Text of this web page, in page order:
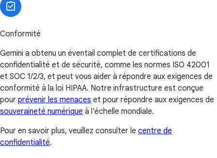
Conformité
Gemini a obtenu un éventail complet de certifications de
confidentialité et de sécurité, comme les normes ISO 42001
et SOC 1/2/3, et peut vous aider à répondre aux exigences de
conformité à la loi HIPAA. Notre infrastructure est conçue
pour prévenir les menaces et pour répondre aux exigences de
souveraineté numérique à l'échelle mondiale.
Pour en savoir plus, veuillez consulter le centre de
confidentialité.